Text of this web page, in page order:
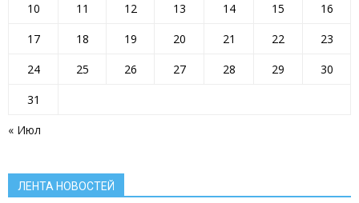
« Июл
10
11 12 13 14 15
16
17
18 19 20 21 22
23
24
25 26 27 28 29
30
31
ЛЕНТА НОВОСТЕЙ
Культура
Курс на ЗОЖ
молодёжь района
Новости региона
Образование Общество
ОМВД
Развитие АПК
Растим будущее сегодня
Росреестр